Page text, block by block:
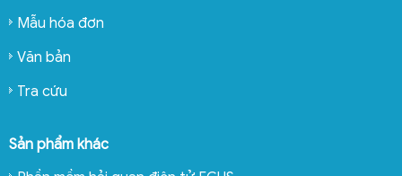
Mẫu hóa đơn
Văn bản
Tra cứu
Sản phẩm khác